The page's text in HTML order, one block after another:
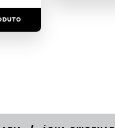
CARD
CARD